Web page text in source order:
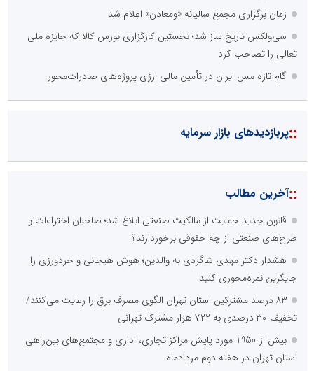
زمان برگزاری مجمع سالیانه «ومعادن» اعلام شد
سی‌ولکس تاریخ ساز شد؛ نخستین کارگزاری بورس کالا که جایزه ملی
تعالی را تصاحب کرد
گام تازه مس ایران در تأمین مالی ارزی پروژه‌های صادرات‌محور
::پربازدیدهای بازار سرمایه
::آخرین مطالب
قانون جدید حمایت از مالکیت صنعتی ابلاغ شد؛ صاحبان اختراعات و
طرح‌های صنعتی از چه حقوقی برخوردارند؟
هشدار دکتر مهدی شاگردی به والدین؛ هوش هیجانی و خردورزی را
جایگزین نمره‌محوری کنید
۸۳ درصد مشترکین استان تهران الگوی مصرف برق را رعایت می‌کنند/
تخفیف ۳۰ درصدی به ۷۲۲ هزار مشترک تهرانی
بیش از 1950 مورد پایش مراکز تجاری، اداری و مجتمع‌های بین‌راهی
استان تهران در هفته دوم مردادماه